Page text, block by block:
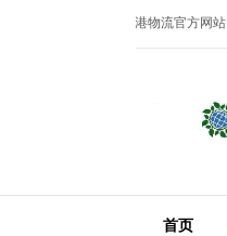
您好！欢迎访问黄岛港物流官方网站！
首页